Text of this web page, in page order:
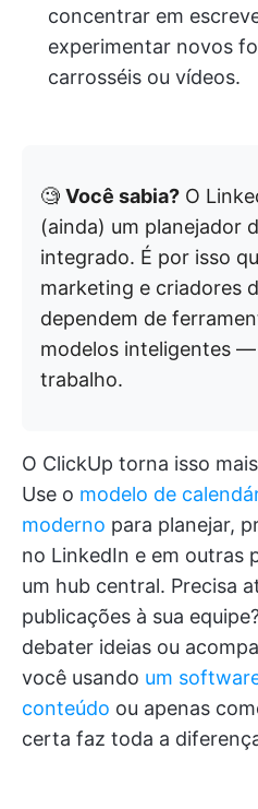
concentrar em
experimentar novos
carrosséis ou vídeos.
🧐 Você sabia? O
(ainda) um planejador
integrado. É por isso
marketing e criadores
dependem de
modelos inteligentes —
trabalho.
O ClickUp torna isso
Use o modelo de
moderno para planejar,
no LinkedIn e em outras
um hub central. Precisa
publicações à sua
debater ideias ou
você usando um
conteúdo ou apenas
certa faz toda a